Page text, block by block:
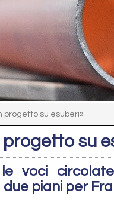
progetto su esuberi»
progetto su
voci
piani per